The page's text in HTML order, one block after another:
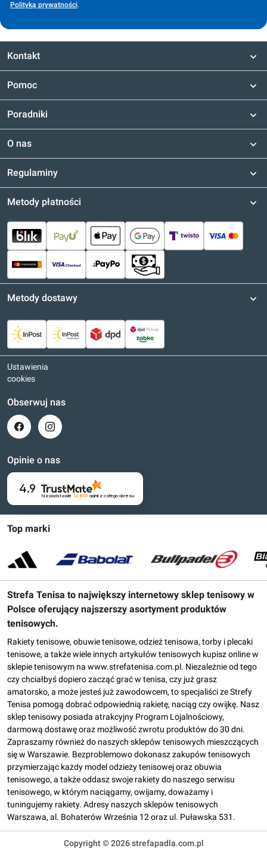
Polityką prywatności.
Kontakt
Pomoc
Poradniki
O nas
Regulaminy
Top marki
Strefa Tenisa to największy internetowy sklep tenisowy w
Polsce oferujący najszerszy asortyment produktów
tenisowych.
Rakiety tenisowe, obuwie tenisowe, odzież tenisowa, torby i plecaki
tenisowe, a także wiele innych artykułów tenisowych kupisz online w
sklepie tenisowym na www.strefatenisa.com.pl. Niezależnie od tego
czy chciałbyś dopiero zacząć grać w tenisa, czy już grasz
amatorsko, a może jesteś już zawodowcem, to specjaliści ze Strefy
Tenisa pomogą dobrać odpowiednią rakietę, naciąg czy owijkę. Nasz
sklep tenisowy posiada atrakcyjny Program Lojalnościowy,
darmową dostawę oraz możliwość zwrotu produktów do 30 dni.
Zapraszamy również do naszych sklepów tenisowych mieszczących
się w Warszawie. Bezproblemowo dokonasz zakupów tenisowych
przymierzając każdy model odzieży tenisowej oraz obuwia
tenisowego, a także oddasz swoje rakiety do naszego serwisu
tenisowego, w którym naciągamy, owijamy, doważamy i
tuningujemy rakiety. Adresy naszych sklepów tenisowych
Warszawa, al. Bohaterów Września 12 oraz ul. Puławska 531.
Metody płatności
Metody dostawy
Ustawienia
cookies
Obserwuj nas
Opinie o nas
4.9
Na podstawie 16 803 opinii z całego okresu
Copyright © 2026 strefapadla.com.pl